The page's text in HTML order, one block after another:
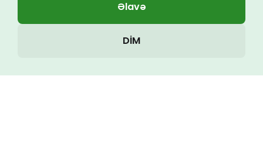
Əlavə
DİM